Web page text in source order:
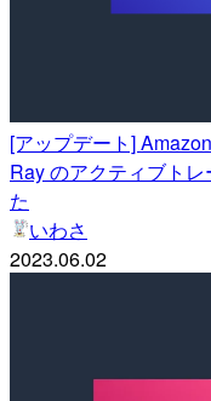
[アップデート]
Ray のアクティブト
た
いわさ
2023.06.02